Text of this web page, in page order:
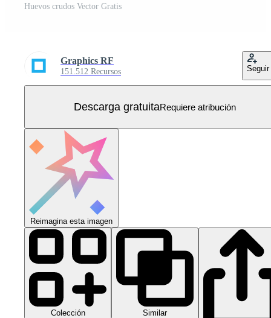
Huevos crudos Vector Gratis
Graphics RF
151.512 Recursos Seguir
Descarga gratuitaRequiere atribución
Reimagina esta imagen
Colección Similar